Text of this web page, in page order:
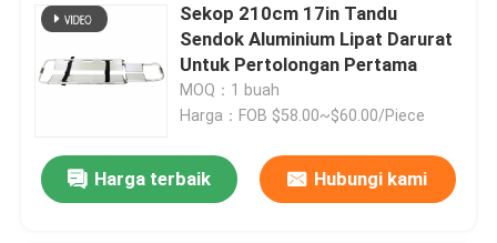
Sekop 210cm 17in Tandu
Sendok Aluminium Lipat Darurat
Untuk Pertolongan Pertama
MOQ：1 buah
Harga：FOB $58.00~$60.00/Piece
Harga terbaik Hubungi kami